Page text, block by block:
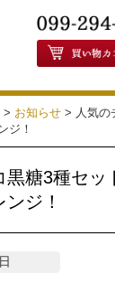
> お知らせ > 人気の
ジ！
黒糖3種セッ
ジ！